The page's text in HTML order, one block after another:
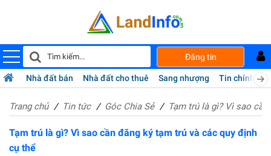
Đăng tin
Nhà đất bán Nhà đất cho thuê Sang nhượng Tin chính chủ
Trang chủ Tin tức Góc Chia Sẻ Tạm trú là gì? Vì sao
Tạm trú là gì? Vì sao cần đăng ký tạm trú và các quy định
cụ thể